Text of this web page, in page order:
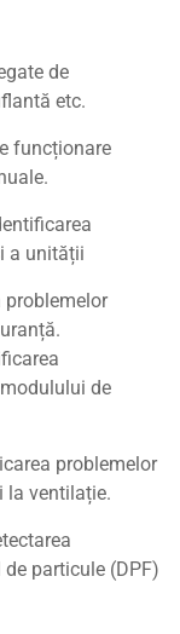
de
etc.
funcționare
a unității
problemelor
de
problemelor
la ventilație.
particule (DPF)